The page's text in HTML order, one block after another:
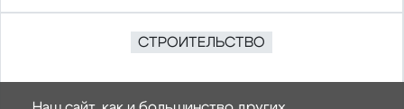
СТРОИТЕЛЬСТВО